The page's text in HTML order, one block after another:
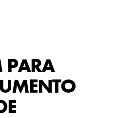
PARA